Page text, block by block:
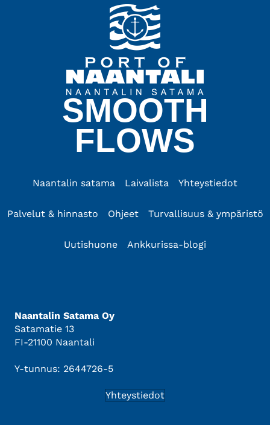
SMOOTH
FLOWS
Naantalin satama Laivalista Yhteystiedot
Palvelut & hinnasto Ohjeet Turvallisuus & ympäristö
Uutishuone Ankkurissa-blogi
Naantalin Satama Oy
Satamatie 13
FI-21100 Naantali
Y-tunnus: 2644726-5
Yhteystiedot